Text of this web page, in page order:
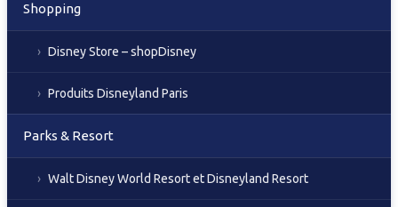
Shopping
Disney Store – shopDisney
Produits Disneyland Paris
Parks & Resort
Walt Disney World Resort et Disneyland Resort